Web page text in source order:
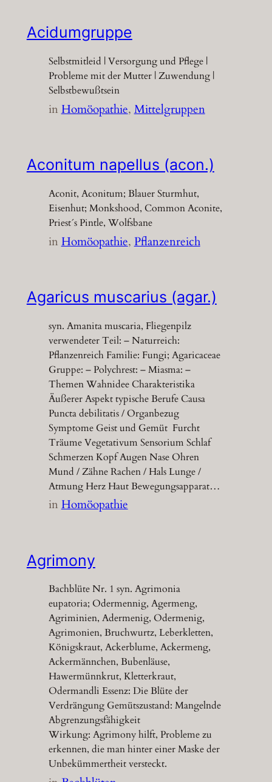
Acidumgruppe
Selbstmitleid | Versorgung und Pflege |
Probleme mit der Mutter | Zuwendung |
Selbstbewußtsein
inHomöopathie, Mittelgruppen
Aconitum napellus (acon.)
Aconit, Aconitum; Blauer Sturmhut,
Eisenhut; Monkshood, Common Aconite,
Priest´s Pintle, Wolfsbane
inHomöopathie, Pflanzenreich
Agaricus muscarius (agar.)
syn. Amanita muscaria, Fliegenpilz
verwendeter Teil: – Naturreich:
Pflanzenreich Familie: Fungi; Agaricaceae
Gruppe: – Polychrest: – Miasma: –
Themen Wahnidee Charakteristika
Äußerer Aspekt typische Berufe Causa
Puncta debilitatis / Organbezug
Symptome Geist und Gemüt Furcht
Träume Vegetativum Sensorium Schlaf
Schmerzen Kopf Augen Nase Ohren
Mund / Zähne Rachen / Hals Lunge /
Atmung Herz Haut Bewegungsapparat…
inHomöopathie
Agrimony
Bachblüte Nr. 1 syn. Agrimonia
eupatoria; Odermennig, Agermeng,
Agriminien, Adermenig, Odermenig,
Agrimonien, Bruchwurtz, Leberkletten,
Königskraut, Ackerblume, Ackermeng,
Ackermännchen, Bubenläuse,
Hawermünnkrut, Kletterkraut,
Odermandli Essenz: Die Blüte der
Verdrängung Gemütszustand: Mangelnde
Abgrenzungsfähigkeit
Wirkung: Agrimony hilft, Probleme zu
erkennen, die man hinter einer Maske der
Unbekümmertheit versteckt.